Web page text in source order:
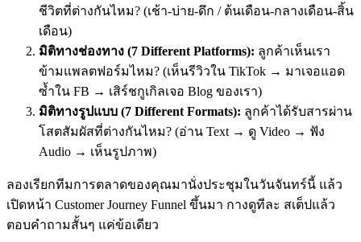
ชีวิตที่ต่างกันไหม? (เช้า-บ่าย-ดึก / ต้นเดือน-กลางเดือน-สิ้น
เดือน)
มิติทางช่องทาง (7 Different Platforms): ลูกค้าเห็นเรา
ข้ามแพลตฟอร์มไหม? (เห็นรีวิวใน TikTok → มาเจอแอด
ซ้ำใน FB → เสิร์ชกูเกิลเจอ Blog ของเรา)
มิติทางรูปแบบ (7 Different Formats): ลูกค้าได้รับสารผ่าน
โสตสัมผัสที่ต่างกันไหม? (อ่าน Text → ดู Video → ฟัง
Audio → เห็นรูปภาพ)
ลองเรียกทีมการตลาดของคุณมานั่งประชุมในวันจันทร์นี้ แล้ว
เปิดหน้า Customer Journey Funnel ขึ้นมา กางดูทีละ สเต็ปแล้ว
ตอบคำถามสั้นๆ แค่ข้อเดียว